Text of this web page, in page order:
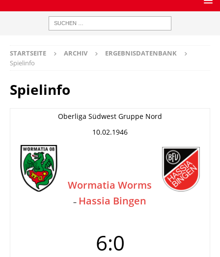
STARTSEITE ARCHIV
ERGEBNISDATENBANK
Spielinfo
Spielinfo
Oberliga Südwest Gruppe Nord
10.02.1946
Wormatia Worms
– Hassia Bingen
6:0